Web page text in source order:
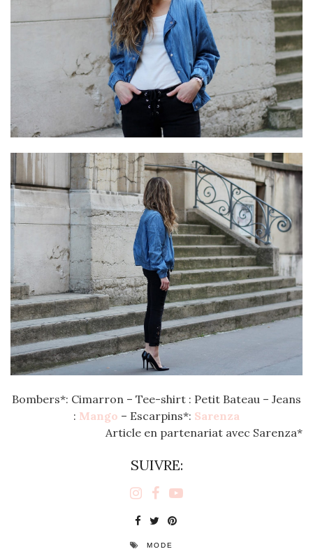
Bombers*: Cimarron – Tee-shirt : Petit Bateau – Jeans
: Mango – Escarpins*: Sarenza
Article en partenariat avec Sarenza*
SUIVRE:
MODE